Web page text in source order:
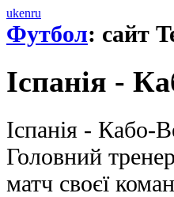
ukenru
Футбол: сайт
Іспанія -
Іспанія -
Головний
матч своєї